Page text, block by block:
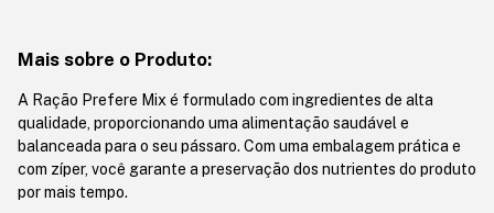
Mais sobre o Produto:
A Ração Prefere Mix é formulado com ingredientes de alta
qualidade, proporcionando uma alimentação saudável e
balanceada para o seu pássaro. Com uma embalagem prática e
com zíper, você garante a preservação dos nutrientes do produto
por mais tempo.